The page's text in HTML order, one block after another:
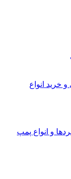
خرید انواع
و انواع پمپ